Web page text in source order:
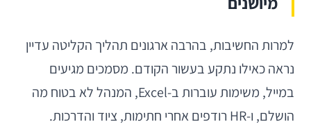
למרות החשיבות, בהרבה ארגונים תהליך הקליטה עדיין
נראה כאילו נתקע בעשור הקודם. מסמכים מגיעים
במייל, משימות עוברות ב-Excel, המנהל לא בטוח מה
הושלם, ו-HR רודפים אחרי חתימות, ציוד והדרכות.